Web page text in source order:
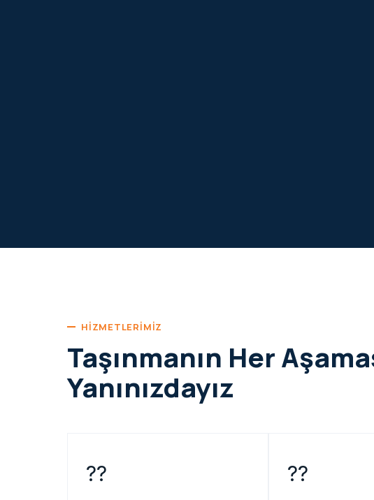
HIZMETLERIMIZ
Taşınmanın Her
Yanınızdayız
?? ??